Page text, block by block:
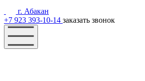
г. Абакан
+7 923 393-10-14 заказать звонок